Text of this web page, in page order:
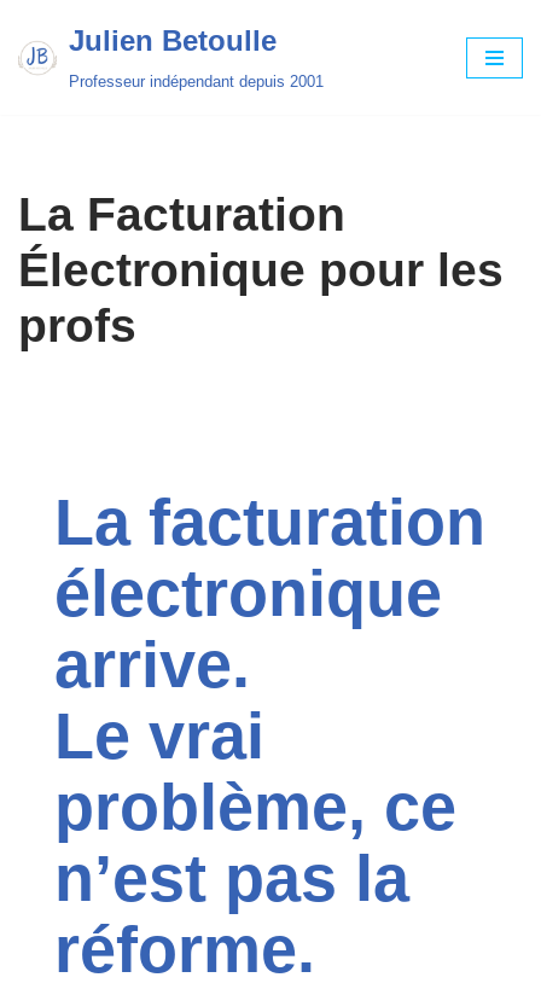
Aller
Julien Betoulle
Professeur indépendant depuis 2001
La Facturation
Électronique pour les
profs
La facturation
électronique
arrive.
Le vrai
problème, ce
n’est pas la
réforme.